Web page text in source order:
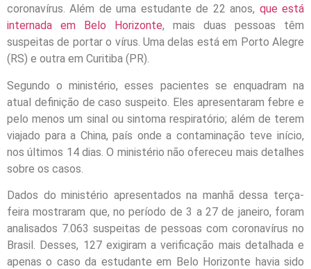
coronavírus. Além de uma estudante de 22 anos, que está
internada em Belo Horizonte, mais duas pessoas têm
suspeitas de portar o vírus. Uma delas está em Porto Alegre
(RS) e outra em Curitiba (PR).
Segundo o ministério, esses pacientes se enquadram na
atual definição de caso suspeito. Eles apresentaram febre e
pelo menos um sinal ou sintoma respiratório; além de terem
viajado para a China, país onde a contaminação teve início,
nos últimos 14 dias. O ministério não ofereceu mais detalhes
sobre os casos.
Dados do ministério apresentados na manhã dessa terça-
feira mostraram que, no período de 3 a 27 de janeiro, foram
analisados 7.063 suspeitas de pessoas com coronavírus no
Brasil. Desses, 127 exigiram a verificação mais detalhada e
apenas o caso da estudante em Belo Horizonte havia sido